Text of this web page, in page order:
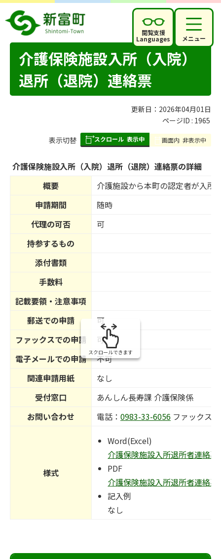
閲覧支援
Languages メニュー
介護保険施設入所（入院）
退所（退院）連絡票
更新日：2026年04月01日
ページID : 1965
表
み
の
表示切替 スクロール 表示中 画面内 非表示中
介護保険施設入所（入院）退所（退院）連絡票の詳細
概要
介護施設から本町の認定者が入所
申請期間
随時
代理の可否
可
持参するもの
添付書類
手数料
記載要領・注意事項
郵送での申請
可
ファックスでの申請
可
電子メールでの申請
不可
関連申請用紙
なし
受付窓口
あんしん長寿課 介護保険係
お問い合わせ
電話： 0983-33-6056 ファックス
様式
Word(Excel)
介護保険施設入所退所者連絡
PDF
介護保険施設入所退所者連絡
記入例
なし
スクロールできます